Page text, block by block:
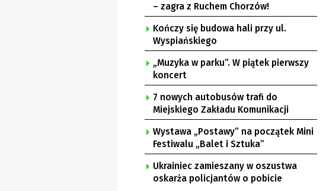
– zagra z Ruchem Chorzów!
Kończy się budowa hali przy ul.
Wyspiańskiego
„Muzyka w parku”. W piątek pierwszy
koncert
7 nowych autobusów trafi do
Miejskiego Zakładu Komunikacji
Wystawa „Postawy” na początek Mini
Festiwalu „Balet i Sztuka”
Ukrainiec zamieszany w oszustwa
oskarża policjantów o pobicie